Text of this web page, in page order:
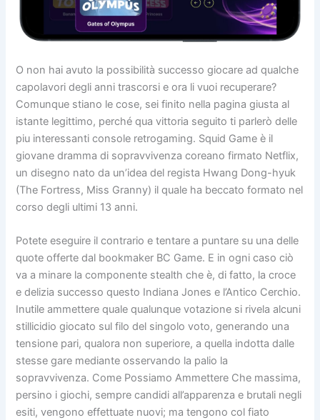
O non hai avuto la possibilità successo giocare ad qualche
capolavori degli anni trascorsi e ora li vuoi recuperare?
Comunque stiano le cose, sei finito nella pagina giusta al
istante legittimo, perché qua vittoria seguito ti parlerò delle
piu interessanti console retrogaming. Squid Game è il
giovane dramma di sopravvivenza coreano firmato Netflix,
un disegno nato da un’idea del regista Hwang Dong-hyuk
(The Fortress, Miss Granny) il quale ha beccato formato nel
corso degli ultimi 13 anni.
Potete eseguire il contrario e tentare a puntare su una delle
quote offerte dal bookmaker BC Game. E in ogni caso ciò
va a minare la componente stealth che è, di fatto, la croce
e delizia successo questo Indiana Jones e l’Antico Cerchio.
Inutile ammettere quale qualunque votazione si rivela alcuni
stillicidio giocato sul filo del singolo voto, generando una
tensione pari, qualora non superiore, a quella indotta dalle
stesse gare mediante osservando la palio la
sopravvivenza. Come Possiamo Ammettere Che massima,
persino i giochi, sempre candidi all’apparenza e brutali negli
esiti, vengono effettuate nuovi; ma tengono col fiato